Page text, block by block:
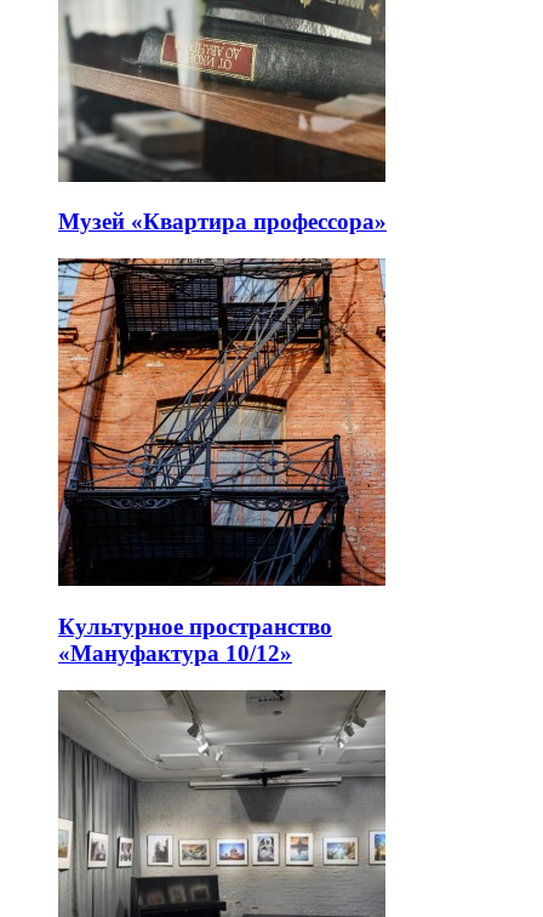
Музей «Квартира профессора»
Культурное пространство
«Мануфактура 10/12»